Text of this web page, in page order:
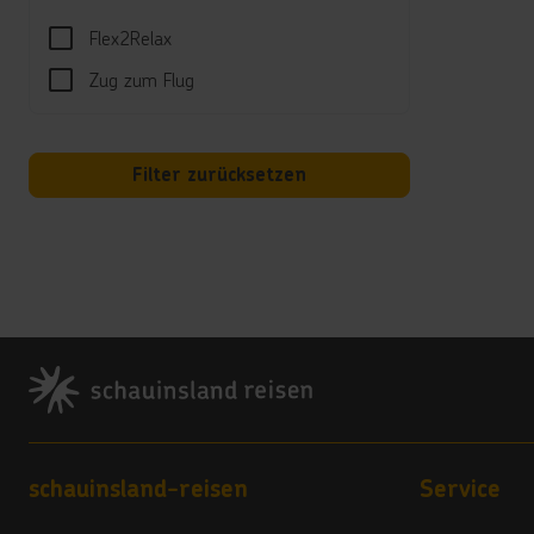
Flex2Relax
Zug zum Flug
Filter zurücksetzen
***
Footer
Footer navigation
schauinsland-reisen Service